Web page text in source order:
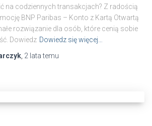
na codziennych transakcjach? Z radością
BNP Paribas – Konto z Kartą Otwartą
rozwiązanie dla osób, które cenią sobie
Dowiedz Dowiedz się więcej…
2 latatemu